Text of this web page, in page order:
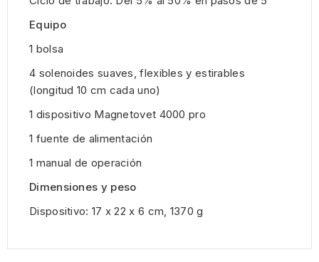
Equipo
1 bolsa
4 solenoides suaves, flexibles y estirables
(longitud 10 cm cada uno)
1 dispositivo Magnetovet 4000 pro
1 fuente de alimentación
1 manual de operación
Dimensiones y peso
Dispositivo: 17 x 22 x 6 cm, 1370 g